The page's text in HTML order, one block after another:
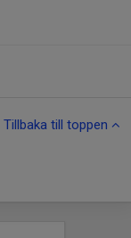
Tillbaka till toppen